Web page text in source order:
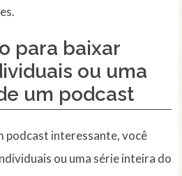
para baixar
ou uma
um podcast
podcast interessante, você
ou uma série inteira do